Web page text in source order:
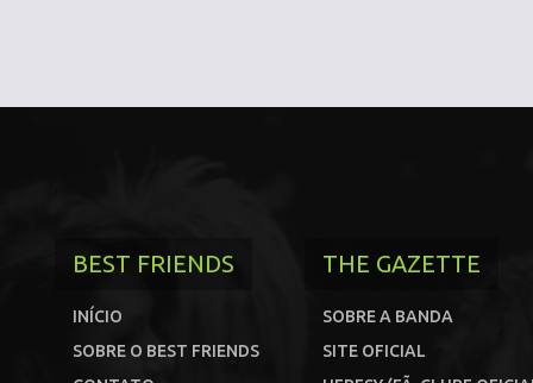
BEST FRIENDS
INÍCIO
SOBRE O BEST FRIENDS
THE GAZETTE
SOBRE A BANDA
SITE OFICIAL